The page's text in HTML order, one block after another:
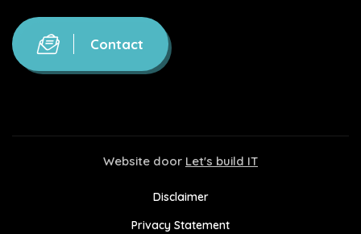
Contact
Website door Let's build IT
Disclaimer
Privacy Statement